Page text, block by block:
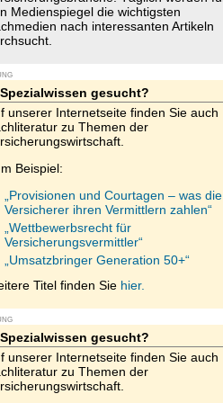
Medienspiegel die wichtigsten
nach interessanten Artikeln
Spezialwissen gesucht?
unserer Internetseite finden Sie auch
zu Themen der
Beispiel:
„Provisionen und Courtagen – was die
Versicherer ihren Vermittlern zahlen“
„Wettbewerbsrecht für
Versicherungsvermittler“
„Umsatzbringer Generation 50+“
Titel finden Sie hier.
Spezialwissen gesucht?
unserer Internetseite finden Sie auch
zu Themen der